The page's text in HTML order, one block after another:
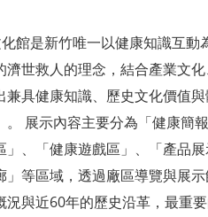
館是新竹唯一以健康知識互動
濟世救人的理念，結合產業文
兼具健康知識、歷史文化價值
。 展示內容主要分為「健康簡
」、「健康遊戲區」、「產品
」等區域，透過廠區導覽與展
況與近60年的歷史沿革，最重